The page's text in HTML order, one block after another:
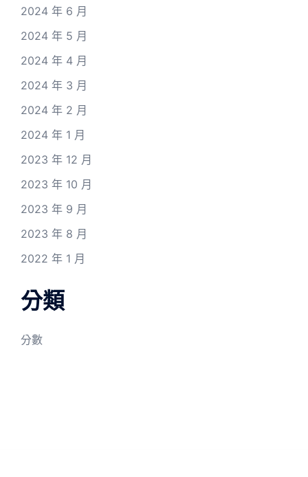
2024 年 6 月
2024 年 5 月
2024 年 4 月
2024 年 3 月
2024 年 2 月
2024 年 1 月
2023 年 12 月
2023 年 10 月
2023 年 9 月
2023 年 8 月
2022 年 1 月
分類
分數